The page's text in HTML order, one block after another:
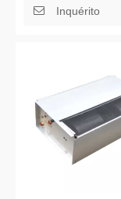
Inquérito